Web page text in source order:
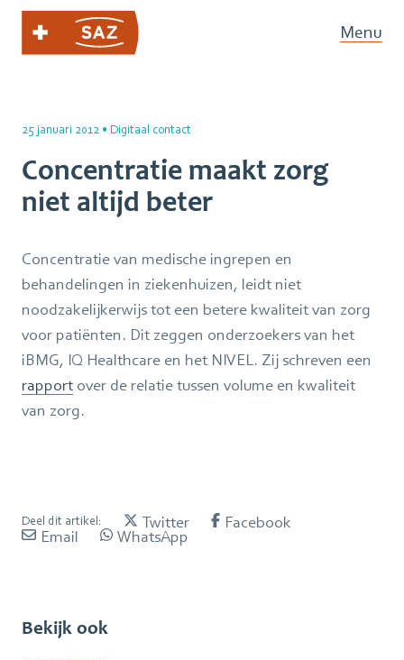
Menu
25 januari 2012 • Digitaal contact
Concentratie maakt zorg
niet altijd beter
Concentratie van medische ingrepen en
behandelingen in ziekenhuizen, leidt niet
noodzakelijkerwijs tot een betere kwaliteit van zorg
voor patiënten. Dit zeggen onderzoekers van het
iBMG, IQ Healthcare en het NIVEL. Zij schreven een
rapport over de relatie tussen volume en kwaliteit
van zorg.
Deel dit artikel: Twitter Facebook
Email WhatsApp
Bekijk ook